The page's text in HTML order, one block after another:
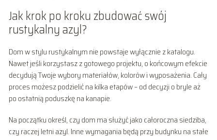
Jak krok po kroku zbudować swój
rustykalny azyl?
Dom w stylu rustykalnym nie powstaje wyłącznie z katalogu.
Nawet jeśli korzystasz z gotowego projektu, o końcowym efekcie
decydują Twoje wybory materiałów, kolorów i wyposażenia. Cały
proces możesz podzielić na kilka etapów – od decyzji o bryle aż
po ostatnią poduszkę na kanapie.
Na początku określ, czy dom ma służyć jako całoroczna siedziba,
czy raczej letni azyl. Inne wymagania będą przy budynku na stałe